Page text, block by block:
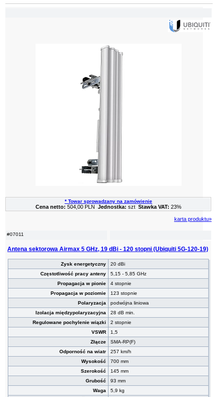
#07011
Antena sektorowa Airmax 5 GHz, 19 dBi - 120 stopni (Ubiquiti 5G-120-19)
Zysk energetyczny
20 dBi
Częstotliwość pracy anteny
5,15 - 5,85 GHz
Propagacja w pionie
4 stopnie
Propagacja w poziomie
123 stopnie
Polaryzacja
podwójna liniowa
Izolacja międzypolaryzacyjna
28 dB min.
Regulowane pochylenie wiązki
2 stopnie
VSWR
1,5
Złącze
SMA-RP(F)
Odporność na wiatr
257 km/h
Wysokość
700 mm
Szerokość
145 mm
Grubość
93 mm
Waga
5,9 kg
* Towar sprowadzany na zamówienie
Cena netto: 504,00 PLN Jednostka: szt Stawka VAT: 23%
karta produktu»